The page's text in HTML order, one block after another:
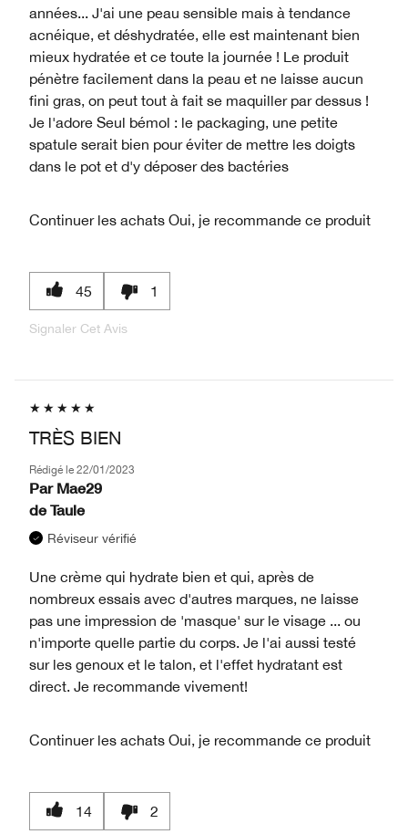
années... J'ai une peau sensible mais à tendance
acnéique, et déshydratée, elle est maintenant bien
mieux hydratée et ce toute la journée ! Le produit
pénètre facilement dans la peau et ne laisse aucun
fini gras, on peut tout à fait se maquiller par dessus !
Je l'adore Seul bémol : le packaging, une petite
spatule serait bien pour éviter de mettre les doigts
dans le pot et d'y déposer des bactéries
Continuer les achats Oui, je recommande ce produit
45 1
Signaler Cet Avis
TRÈS BIEN
Rédigé le 22/01/2023
Par Mae29
de Taule
Réviseur vérifié
Une crème qui hydrate bien et qui, après de
nombreux essais avec d'autres marques, ne laisse
pas une impression de 'masque' sur le visage ... ou
n'importe quelle partie du corps. Je l'ai aussi testé
sur les genoux et le talon, et l'effet hydratant est
direct. Je recommande vivement!
Continuer les achats Oui, je recommande ce produit
14 2